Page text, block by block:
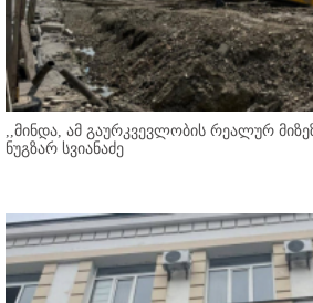
,,მინდა, ამ გაურკვევლობის რეალურ
ნუგზარ სვიანაძე